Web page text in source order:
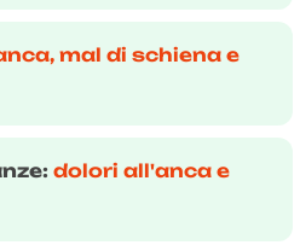
mal di schiena e
dolori all'anca e